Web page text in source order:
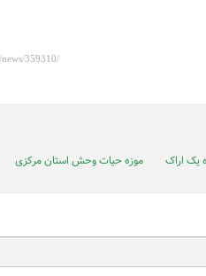
یک اراک موزه حیات وحش استان مرکزی